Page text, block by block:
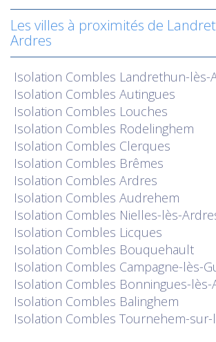
Les villes à proximités de
Ardres
Isolation Combles Landrethun-lès-
Isolation Combles Autingues
Isolation Combles Louches
Isolation Combles Rodelinghem
Isolation Combles Clerques
Isolation Combles Brêmes
Isolation Combles Ardres
Isolation Combles Audrehem
Isolation Combles Nielles-lès-
Isolation Combles Licques
Isolation Combles Bouquehault
Isolation Combles Campagne-lès-
Isolation Combles Bonningues-lès-
Isolation Combles Balinghem
Isolation Combles Tournehem-sur-